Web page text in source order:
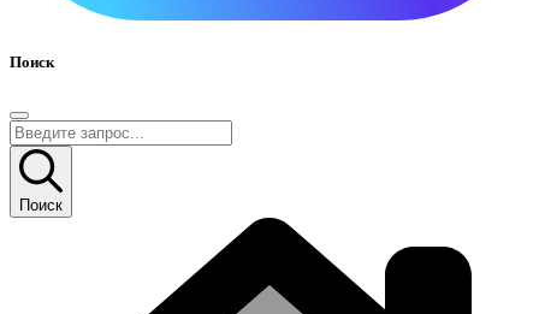
Поиск
Поиск